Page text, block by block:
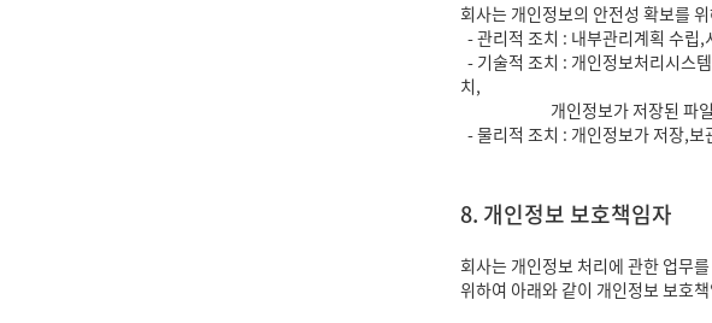
회사는 개인정보의 안전성 확보를
- 관리적 조치 : 내부관리계획 수립
- 기술적 조치 : 개인정보처리시스
치,
개인정보가 저장된 파일
- 물리적 조치 : 개인정보가 저장,
8. 개인정보 보호책임자
회사는 개인정보 처리에 관한 업무
위하여 아래와 같이 개인정보 보호